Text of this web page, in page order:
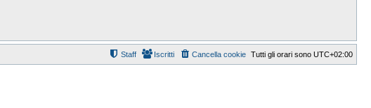
Tutti gli orari sono UTC+02:00
Cancella cookie
Iscritti
Staff